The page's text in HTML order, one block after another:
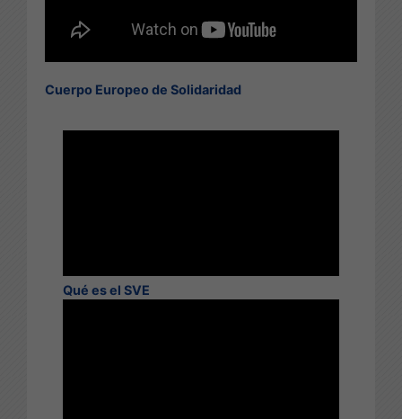
Cuerpo Europeo de Solidaridad
Qué es el SVE